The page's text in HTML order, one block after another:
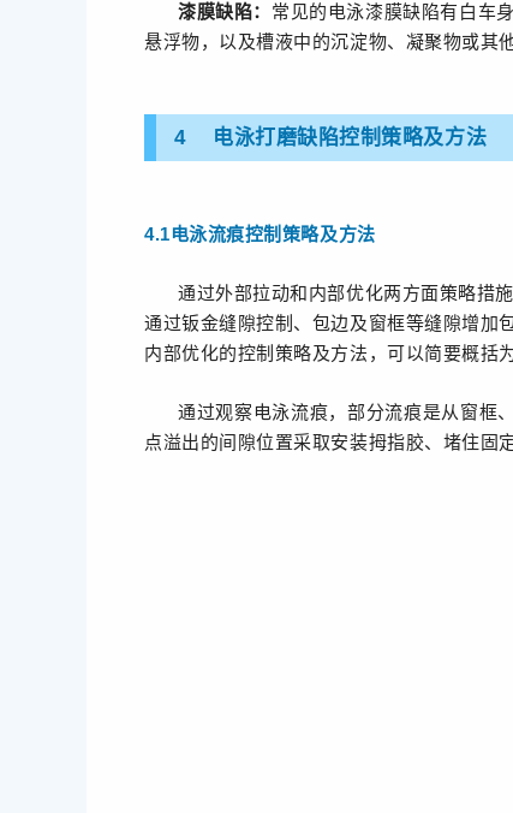
漆膜缺陷： 常见的电泳漆膜缺陷有白车
悬浮物，以及槽液中的沉淀物、凝聚物或其
4 电泳打磨缺陷控制策略及方法
4.1电泳流痕控制策略及方法
通过外部拉动和内部优化两方面策略措
通过钣金缝隙控制、包边及窗框等缝隙增加
内部优化的控制策略及方法，可以简要概括
通过观察电泳流痕，部分流痕是从窗框
点溢出的间隙位置采取安装拇指胶、堵住固